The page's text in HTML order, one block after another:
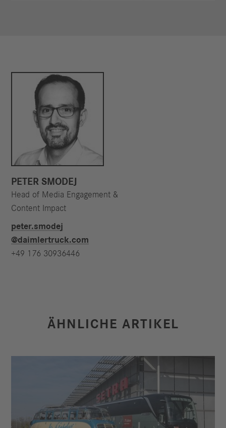
PETER SMODEJ
Head of Media Engagement &
Content Impact
peter.smodej​
@daimlertruck.com
+49 176 30936446
ÄHNLICHE ARTIKEL